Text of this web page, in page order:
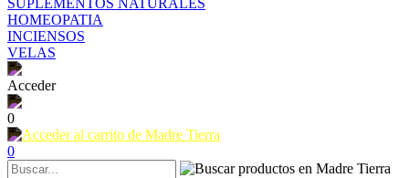
SUPLEMENTOS NATURALES
HOMEOPATIA
INCIENSOS
VELAS
Acceder
0
0